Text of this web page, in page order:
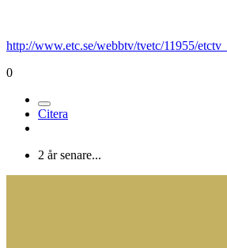
http://www.etc.se/webbtv/tvetc/11955/
0
Citera
2 år senare...